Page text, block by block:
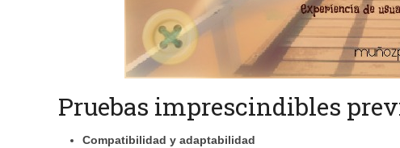
Pruebas imprescindibles
Compatibilidad y adaptabilidad